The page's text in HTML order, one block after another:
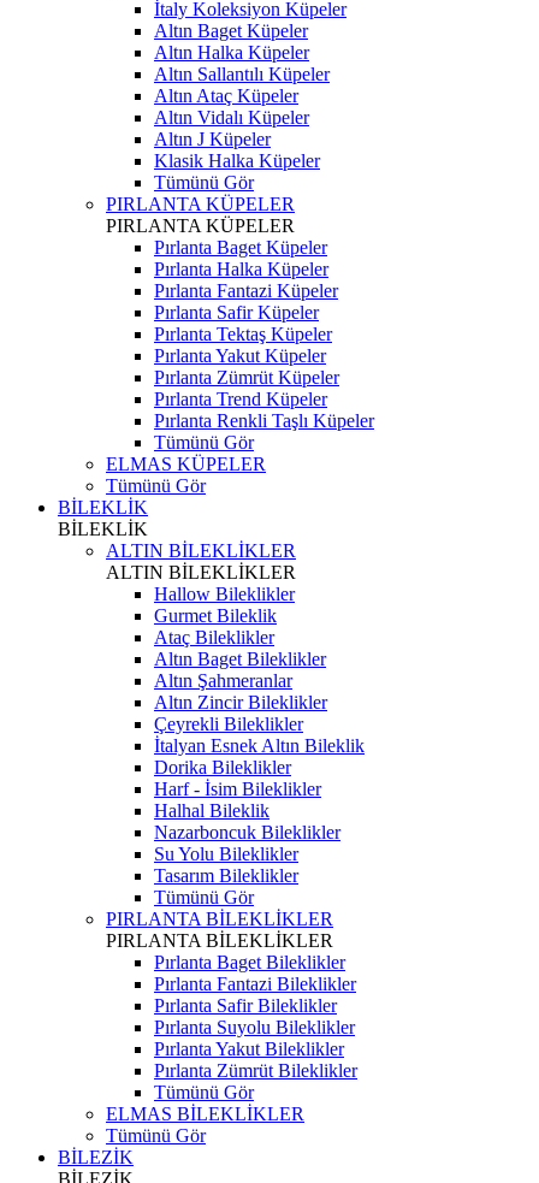
İtaly Koleksiyon Küpeler
Altın Baget Küpeler
Altın Halka Küpeler
Altın Sallantılı Küpeler
Altın Ataç Küpeler
Altın Vidalı Küpeler
Altın J Küpeler
Klasik Halka Küpeler
Tümünü Gör
PIRLANTA KÜPELER
PIRLANTA KÜPELER
Pırlanta Baget Küpeler
Pırlanta Halka Küpeler
Pırlanta Fantazi Küpeler
Pırlanta Safir Küpeler
Pırlanta Tektaş Küpeler
Pırlanta Yakut Küpeler
Pırlanta Zümrüt Küpeler
Pırlanta Trend Küpeler
Pırlanta Renkli Taşlı Küpeler
Tümünü Gör
ELMAS KÜPELER
Tümünü Gör
BİLEKLİK
BİLEKLİK
ALTIN BİLEKLİKLER
ALTIN BİLEKLİKLER
Hallow Bileklikler
Gurmet Bileklik
Ataç Bileklikler
Altın Baget Bileklikler
Altın Şahmeranlar
Altın Zincir Bileklikler
Çeyrekli Bileklikler
İtalyan Esnek Altın Bileklik
Dorika Bileklikler
Harf - İsim Bileklikler
Halhal Bileklik
Nazarboncuk Bileklikler
Su Yolu Bileklikler
Tasarım Bileklikler
Tümünü Gör
PIRLANTA BİLEKLİKLER
PIRLANTA BİLEKLİKLER
Pırlanta Baget Bileklikler
Pırlanta Fantazi Bileklikler
Pırlanta Safir Bileklikler
Pırlanta Suyolu Bileklikler
Pırlanta Yakut Bileklikler
Pırlanta Zümrüt Bileklikler
Tümünü Gör
ELMAS BİLEKLİKLER
Tümünü Gör
BİLEZİK
BİLEZİK